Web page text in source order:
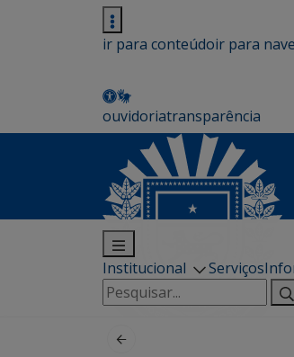
ir para conteúdoir para
ouvidoriatransparência
Institucional Serviços
Pesquisar
por: